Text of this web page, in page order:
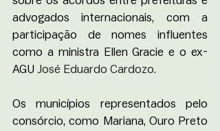
advogados internacionais, com a
participação de nomes influentes
como a ministra Ellen Gracie e o ex-
AGU José Eduardo Cardozo.
Os municípios representados pelo
consórcio, como Mariana, Ouro Preto